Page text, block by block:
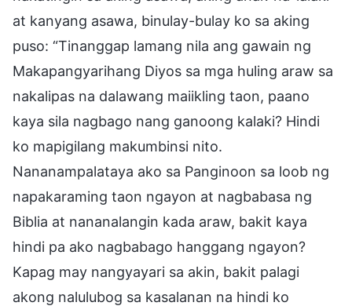
at kanyang asawa, binulay-bulay ko sa aking
puso: “Tinanggap lamang nila ang gawain ng
Makapangyarihang Diyos sa mga huling araw sa
nakalipas na dalawang maiikling taon, paano
kaya sila nagbago nang ganoong kalaki? Hindi
ko mapigilang makumbinsi nito.
Nananampalataya ako sa Panginoon sa loob ng
napakaraming taon ngayon at nagbabasa ng
Biblia at nananalangin kada araw, bakit kaya
hindi pa ako nagbabago hanggang ngayon?
Kapag may nangyayari sa akin, bakit palagi
akong nalulubog sa kasalanan na hindi ko